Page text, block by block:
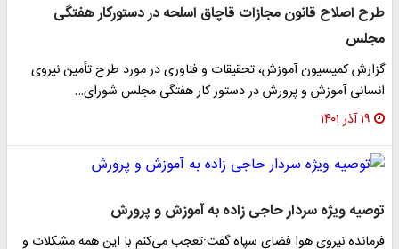
طرح اصلاح قانون مجازات قاچاق اسلحه در دستورکار هفتگی
مجلس
گزارش کمیسیون آموزش، تحقیقات و فناوری در مورد طرح تأمین نیروی
انسانی آموزش و پرورش در دستور کار هفتگی مجلس شورای…
۱۹ آذر ۱۴۰۱
توصیه ویژه سردار حاجی زاده به آموزش و پرورش
فرمانده نیروی هوا فضای سپاه گفت:تعجب می‌کنم با این همه مشکلات و